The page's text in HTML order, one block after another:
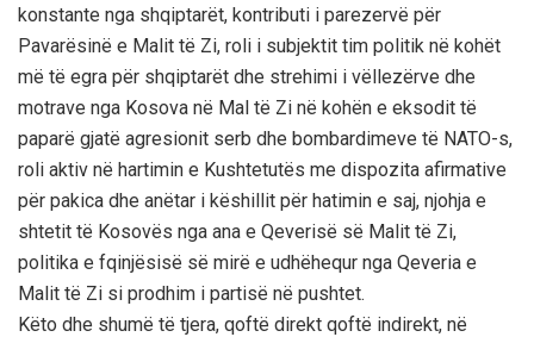
konstante nga shqiptarët, kontributi i parezervë për
Pavarësinë e Malit të Zi, roli i subjektit tim politik në kohët
më të egra për shqiptarët dhe strehimi i vëllezërve dhe
motrave nga Kosova në Mal të Zi në kohën e eksodit të
paparë gjatë agresionit serb dhe bombardimeve të NATO-s,
roli aktiv në hartimin e Kushtetutës me dispozita afirmative
për pakica dhe anëtar i këshillit për hatimin e saj, njohja e
shtetit të Kosovës nga ana e Qeverisë së Malit të Zi,
politika e fqinjësisë së mirë e udhëhequr nga Qeveria e
Malit të Zi si prodhim i partisë në pushtet.
Këto dhe shumë të tjera, qoftë direkt qoftë indirekt, në